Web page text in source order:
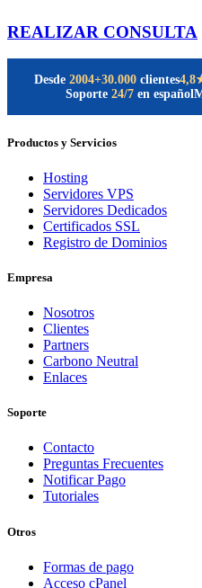
REALIZAR CONSULTA
Desde 2004+30.000 clientes
Soporte 24/7 en español
Productos y Servicios
Hosting
Servidores VPS
Servidores Dedicados
Certificados SSL
Registro de Dominios
Empresa
Nosotros
Clientes
Partners
Carbono Neutral
Enlaces
Soporte
Contacto
Preguntas Frecuentes
Notificar Pago
Tutoriales
Otros
Formas de pago
Acceso cPanel